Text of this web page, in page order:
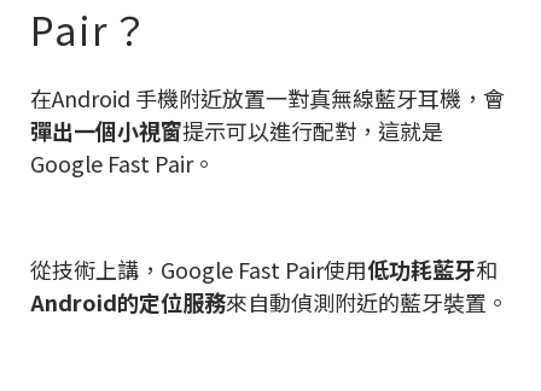
Pair？
在Android 手機附近放置一對真無線藍牙耳機，會
彈出一個小視窗提示可以進行配對，這就是
Google Fast Pair。
從技術上講，Google Fast Pair使用低功耗藍牙和
Android的定位服務來自動偵測附近的藍牙裝置。